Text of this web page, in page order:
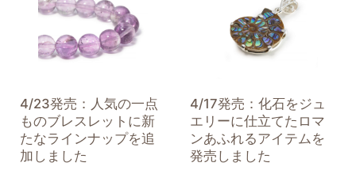
ペンダントトップ
4/23発売：人気の一点
ものブレスレットに新
たなラインナップを追
加しました
4/17発売：化石をジュ
エリーに仕立てたロマ
ンあふれるアイテムを
発売しました